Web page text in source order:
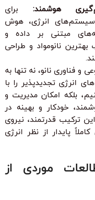
هوشمند: برای
سیستم‌های انرژی، هوش
مبتنی بر داده و
نانومواد و طراحی
فناوری نانو، نه تنها به
انرژی تجدیدپذیر را با
بلکه امکان مدیریت و
خودکار و بهینه در
ترکیب قدرتمند، نیروی
پایدار از نظر انرژی
موردی از